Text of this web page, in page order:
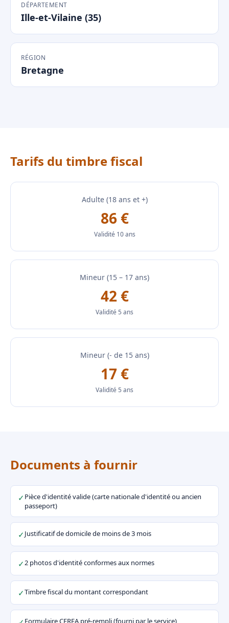
DÉPARTEMENT
Ille-et-Vilaine (35)
RÉGION
Bretagne
Tarifs du timbre fiscal
Adulte (18 ans et +)
86 €
Validité 10 ans
Mineur (15 – 17 ans)
42 €
Validité 5 ans
Mineur (- de 15 ans)
17 €
Validité 5 ans
Documents à fournir
✓ Pièce d'identité valide (carte nationale d'identité ou ancien
passeport)
✓Justificatif de domicile de moins de 3 mois
✓2 photos d'identité conformes aux normes
✓Timbre fiscal du montant correspondant
Formulaire CERFA pré-rempli (fourni par le service)